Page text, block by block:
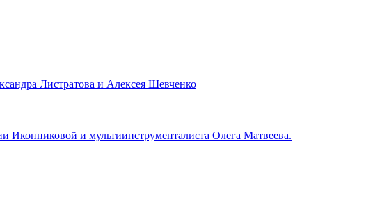
Листратова и Алексея Шевченко
Иконниковой и мультиинструменталиста Олега Матвеева.